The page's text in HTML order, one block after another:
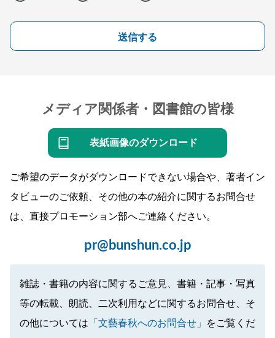
送信する
メディア関係者・図書館の皆様
表紙画像のダウンロード
ご希望のデータがダウンロードできない場合や、著者イン
タビューのご依頼、その他の本の紹介に関するお問合せ
は、直接プロモーション部へご連絡ください。
pr@bunshun.co.jp
雑誌・書籍の内容に関するご意見、書籍・記事・写真
等の転載、朗読、二次利用などに関するお問合せ、そ
の他については 「文藝春秋へのお問合せ」 をご覧くだ